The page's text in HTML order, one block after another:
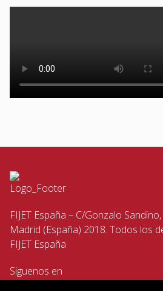
FIJET España – C/Gonzalo
Madrid (España) 2018. Todos los
FIJET España
Siguenos en